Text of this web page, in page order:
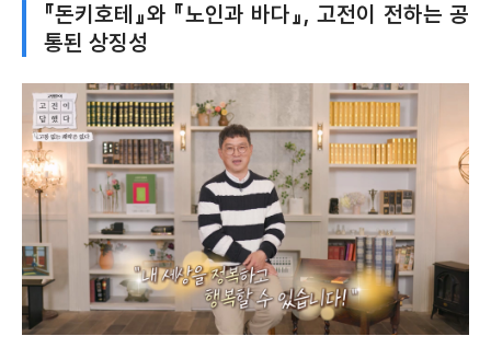
『돈키호테』와 『노인과 바다』, 고전이 전하는 공
통된 상징성